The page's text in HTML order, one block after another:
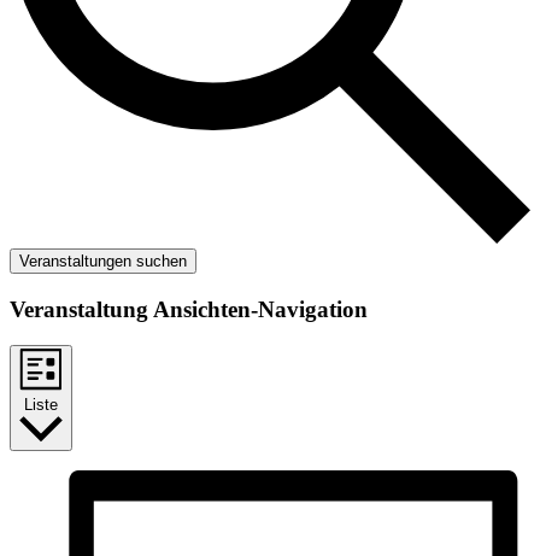
Veranstaltungen suchen
Veranstaltung Ansichten-Navigation
Liste